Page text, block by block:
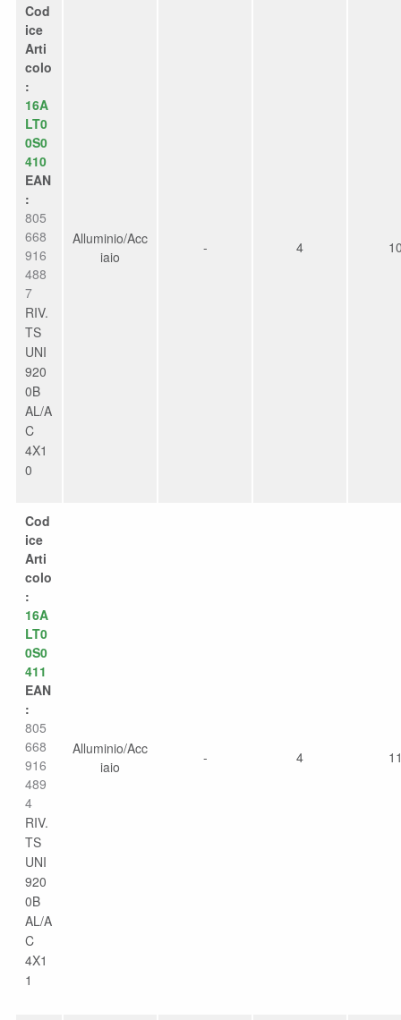
Cod
ice
Arti
colo
:
16A
LT0
0S0
410
EAN
:
805
668
916
488
7
RIV.
TS
UNI
920
0B
AL/A
C
4X1
0
Alluminio/Acc
iaio
- 4
Cod
ice
Arti
colo
:
16A
LT0
0S0
411
EAN
:
805
668
916
489
4
RIV.
TS
UNI
920
0B
AL/A
C
4X1
1
Alluminio/Acc
iaio
- 4